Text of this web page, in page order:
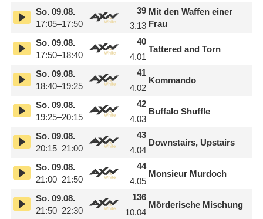
So.09.08.
17:05–17:50
39
3.13
Mit den Waffen einer
Frau
So.09.08.
17:50–18:40
40
4.01
Tattered and Torn
So.09.08.
18:40–19:25
41
4.02
Kommando
So.09.08.
19:25–20:15
42
4.03
Buffalo Shuffle
So.09.08.
20:15–21:00
43
4.04
Downstairs, Upstairs
So.09.08.
21:00–21:50
44
4.05
Monsieur Murdoch
So.09.08.
21:50–22:30
136
10.04
Mörderische Mischung